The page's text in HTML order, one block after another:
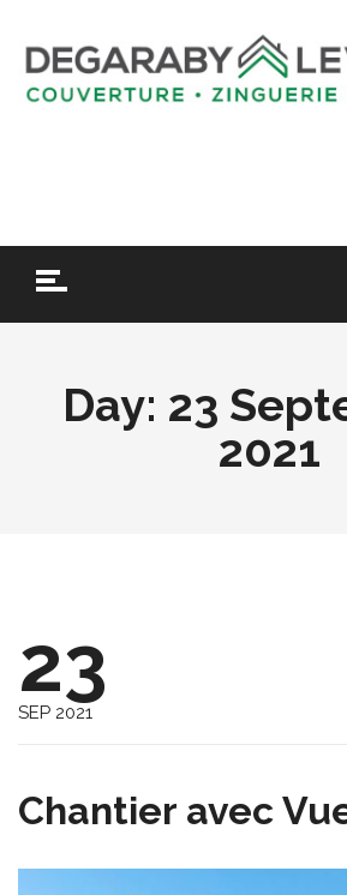
Day: 23
2021
23
SEP 2021
Chantier avec